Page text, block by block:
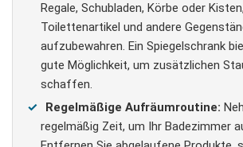
Regale, Schubladen, Körbe oder
Toilettenartikel und andere
aufzubewahren. Ein Spiegelschrank
gute Möglichkeit, um zusätzlichen
schaffen.
Regelmäßige Aufräumroutine:
regelmäßig Zeit, um Ihr Badezimmer